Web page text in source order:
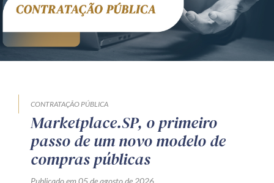
CONTRATAÇÃO PÚBLICA
Marketplace.SP, o primeiro
passo de um novo modelo de
compras públicas